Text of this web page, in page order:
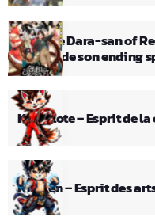
L’anime Dara-san of
crédits de son ending
Kid Pilote – Esprit de
Kid Ken – Esprit des